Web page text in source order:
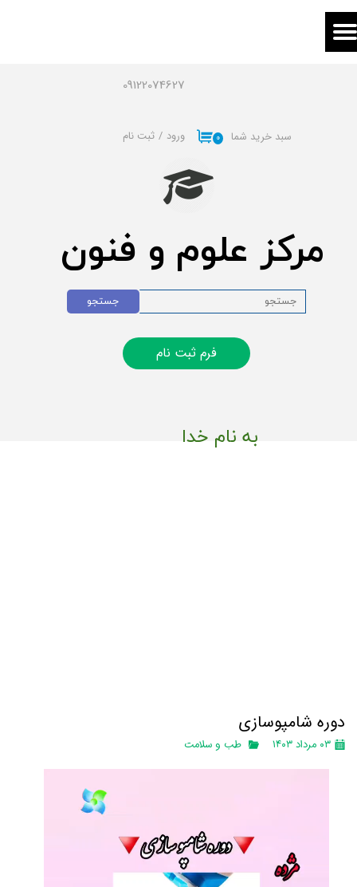
09122074627
مرکز علوم و فنون
۰ سبد خرید شما ورود / ثبت نام
حساب کاربری من
خروج از حساب کاربری
فرم ثبت نام
جستجو
به نام خدا
دوره شامپوسازی
۰۳ مرداد ۱۴۰۳ طب و سلامت